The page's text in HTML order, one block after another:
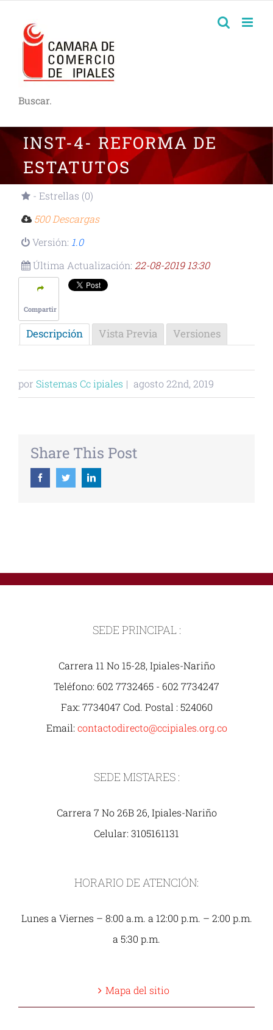
Buscar.
INST-4- REFORMA DE
ESTATUTOS
- Estrellas (0)
500 Descargas
Versión: 1.0
Última Actualización: 22-08-2019 13:30
Compartir
Descripción Vista Previa Versiones
por Sistemas Cc ipiales | agosto 22nd, 2019
Share This Post
FacebookTwitterLinkedin
SEDE PRINCIPAL :
Carrera 11 No 15-28, Ipiales-Nariño
Teléfono: 602 7732465 - 602 7734247
Fax: 7734047 Cod. Postal : 524060
Email: contactodirecto@ccipiales.org.co
SEDE MISTARES :
Carrera 7 No 26B 26, Ipiales-Nariño
Celular: 3105161131
HORARIO DE ATENCIÓN:
Lunes a Viernes – 8:00 a.m. a 12:00 p.m. – 2:00 p.m.
a 5:30 p.m.
Mapa del sitio